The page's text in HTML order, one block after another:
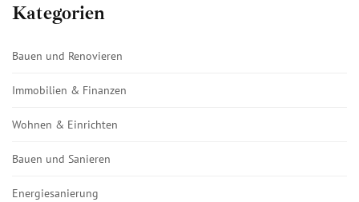
Kategorien
Bauen und Renovieren
Immobilien & Finanzen
Wohnen & Einrichten
Bauen und Sanieren
Energiesanierung